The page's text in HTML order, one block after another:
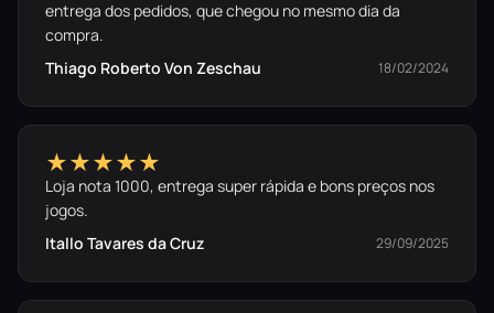
entrega dos pedidos, que chegou no mesmo dia da
compra.
Thiago Roberto Von Zeschau
18/02/2024
★★★★★
Loja nota 1000, entrega super rápida e bons preços nos
jogos.
Itallo Tavares da Cruz
29/09/2025